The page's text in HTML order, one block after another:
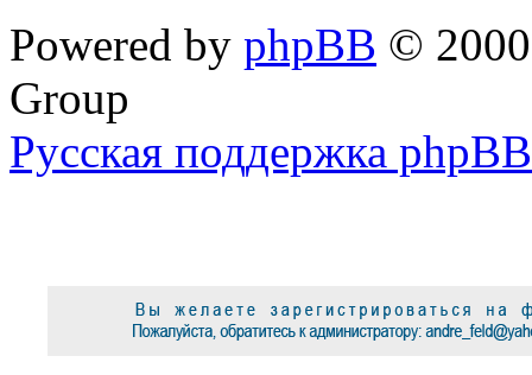
Powered by phpBB ©
Group
Русская поддержка phpBB